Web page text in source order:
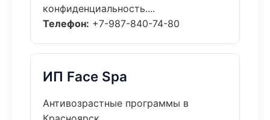
конфиденциальность....
Телефон: +7-987-840-74-80
ИП Face Spa
Антивозрастные программы в